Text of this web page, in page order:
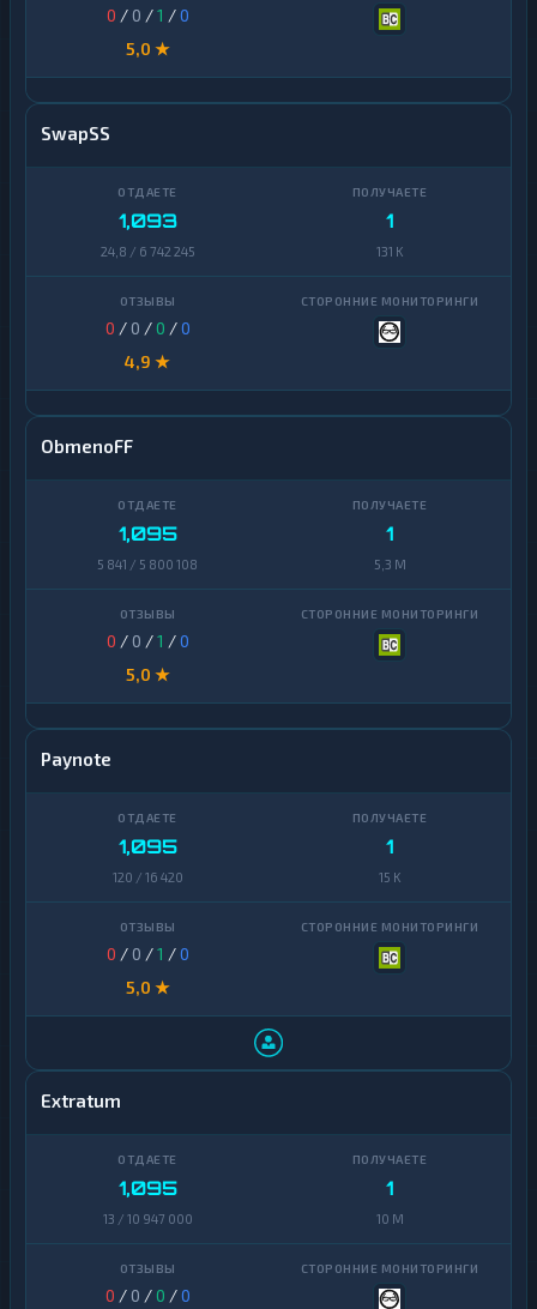
0 / 0 /1 /0
5,0 ★
SwapSS
1,093
24,8 / 6 742 245
1
131 K
0 / 0 /0 /0
4,9 ★
ObmenoFF
1,095
5 841 / 5 800 108
1
5,3 M
0 / 0 /1 /0
5,0 ★
Paynote
1,095
120 / 16 420
1
15 K
0 / 0 /1 /0
5,0 ★
Extratum
1,095
13 / 10 947 000
1
10 M
0 / 0 /0 /0